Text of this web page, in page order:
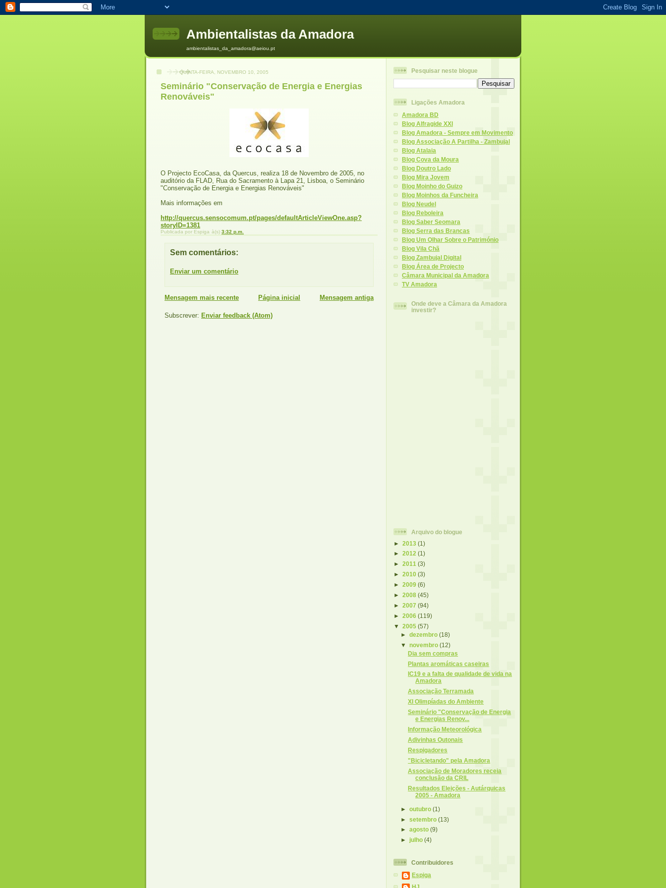
Ambientalistas da Amadora
ambientalistas_da_amadora@aeiou.pt
QUINTA-FEIRA, NOVEMBRO 10, 2005
Seminário "Conservação de Energia e Energias
Renováveis"
O Projecto EcoCasa, da Quercus, realiza 18 de Novembro de 2005, no
auditório da FLAD, Rua do Sacramento à Lapa 21, Lisboa, o Seminário
"Conservação de Energia e Energias Renováveis"
Mais informações em
http://quercus.sensocomum.pt/pages/defaultArticleViewOne.asp?
storyID=1381
Publicada por Espiga à(s) 3:32 p.m.
Sem comentários:
Enviar um comentário
Mensagem mais recente Mensagem antiga
Página inicial
Subscrever: Enviar feedback (Atom)
Pesquisar neste blogue
Ligações Amadora
Amadora BD
Blog Alfragide XXI
Blog Amadora - Sempre em Movimento
Blog Associação A Partilha - Zambujal
Blog Atalaia
Blog Cova da Moura
Blog Doutro Lado
Blog Mira Jovem
Blog Moinho do Guizo
Blog Moinhos da Funcheira
Blog Neudel
Blog Reboleira
Blog Saber Seomara
Blog Serra das Brancas
Blog Um Olhar Sobre o Património
Blog Vila Chã
Blog Zambujal Digital
Blog Área de Projecto
Câmara Municipal da Amadora
TV Amadora
Onde deve a Câmara da Amadora
investir?
Arquivo do blogue
► 2013 (1)
► 2012 (1)
► 2011 (3)
► 2010 (3)
► 2009 (6)
► 2008 (45)
► 2007 (94)
► 2006 (119)
▼ 2005 (57)
►dezembro(18)
▼novembro(12)
Dia sem compras
Plantas aromáticas caseiras
IC19 e a falta de qualidade de vida na
Amadora
Associação Terramada
XI Olimpíadas do Ambiente
Seminário "Conservação de Energia
e Energias Renov...
Informação Meteorológica
Adivinhas Outonais
Respigadores
"Bicicletando" pela Amadora
Associação de Moradores receia
conclusão da CRIL
Resultados Eleições - Autárquicas
2005 - Amadora
►outubro(1)
►setembro(13)
►agosto(9)
► julho(4)
Contribuidores
Espiga